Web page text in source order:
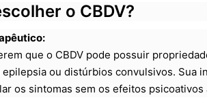
o CBDV?
que o CBDV pode possuir
ou distúrbios convulsivos. Sua
os sintomas sem os efeitos psicoativos